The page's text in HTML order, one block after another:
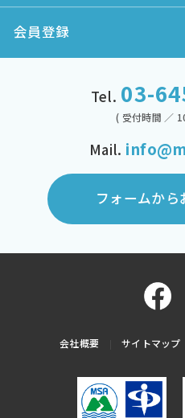
会員登録
Tel. 03-
( 受付時間 ／
Mail.
フォームか
会社概要 サイトマップ